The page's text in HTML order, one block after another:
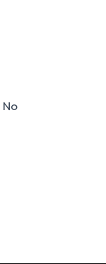
No